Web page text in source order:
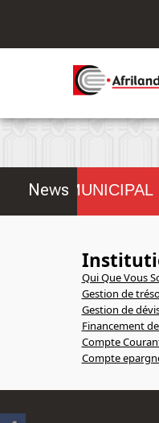
NewsMUNICIPAL
Qui Que Vous
Gestion de
Gestion de
Financement
Compte
Compte